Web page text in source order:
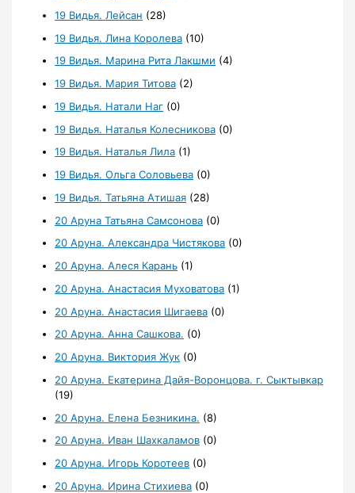
19 Видья. Лейсан (28)
19 Видья. Лина Королева (10)
19 Видья. Марина Рита Лакшми (4)
19 Видья. Мария Титова (2)
19 Видья. Натали Наг (0)
19 Видья. Наталья Колесникова (0)
19 Видья. Наталья Лила (1)
19 Видья. Ольга Соловьева (0)
19 Видья. Татьяна Атишая (28)
20 Аруна Татьяна Самсонова (0)
20 Аруна. Александра Чистякова (0)
20 Аруна. Алеся Карань (1)
20 Аруна. Анастасия Муховатова (1)
20 Аруна. Анастасия Шигаева (0)
20 Аруна. Анна Сашкова. (0)
20 Аруна. Виктория Жук (0)
20 Аруна. Екатерина Дайя-Воронцова. г. Сыктывкар
(19)
20 Аруна. Елена Безникина. (8)
20 Аруна. Иван Шахкаламов (0)
20 Аруна. Игорь Коротеев (0)
20 Аруна. Ирина Стихиева (0)